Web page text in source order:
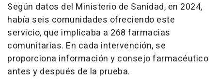
Según datos del Ministerio de Sanidad, en 2024,
había seis comunidades ofreciendo este
servicio, que implicaba a 268 farmacias
comunitarias. En cada intervención, se
proporciona información y consejo farmacéutico
antes y después de la prueba.